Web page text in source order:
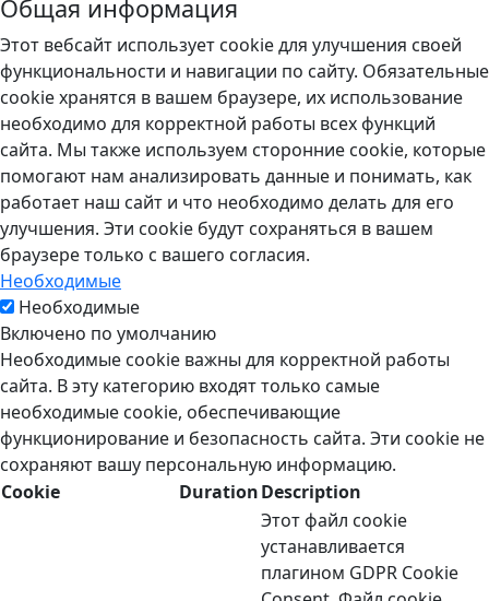
Общая информация
Этот вебсайт использует cookie для улучшения своей
функциональности и навигации по сайту. Обязательные
cookie хранятся в вашем браузере, их использование
необходимо для корректной работы всех функций
сайта. Мы также используем сторонние cookie, которые
помогают нам анализировать данные и понимать, как
работает наш сайт и что необходимо делать для его
улучшения. Эти cookie будут сохраняться в вашем
браузере только с вашего согласия.
Необходимые
Необходимые
Включено по умолчанию
Необходимые cookie важны для корректной работы
сайта. В эту категорию входят только самые
необходимые cookie, обеспечивающие
функционирование и безопасность сайта. Эти cookie не
сохраняют вашу персональную информацию.
Cookie
DurationDescription
Этот файл cookie
устанавливается
плагином GDPR Cookie